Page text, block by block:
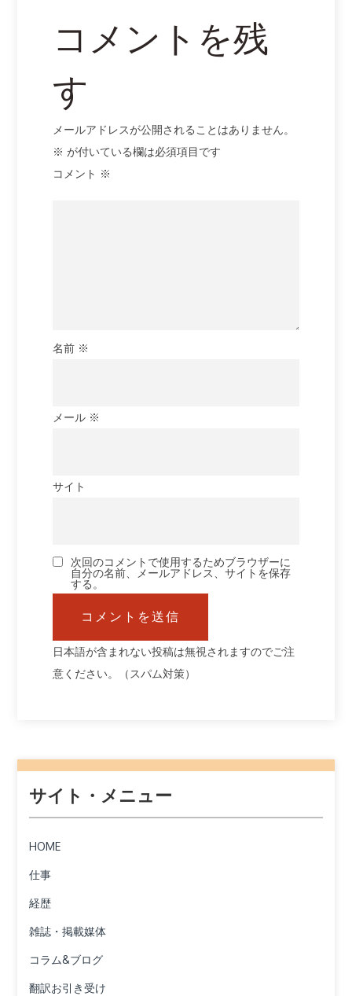
コメントを残
す
メールアドレスが公開されることはありません。
※ が付いている欄は必須項目です
コメント ※
名前 ※
メール ※
サイト
次回のコメントで使用するためブラウザーに
自分の名前、メールアドレス、サイトを保存
する。
日本語が含まれない投稿は無視されますのでご注
意ください。（スパム対策）
サイト・メニュー
HOME
仕事
経歴
雑誌・掲載媒体
コラム&ブログ
翻訳お引き受け